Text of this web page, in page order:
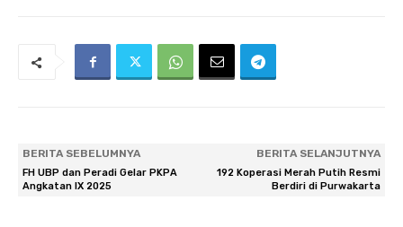
BERITA SEBELUMNYA
FH UBP dan Peradi Gelar PKPA
Angkatan IX 2025
BERITA SELANJUTNYA
192 Koperasi Merah Putih Resmi
Berdiri di Purwakarta